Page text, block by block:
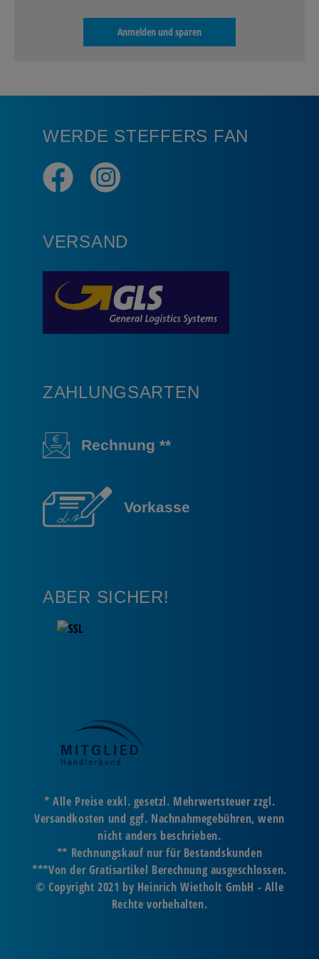
Anmelden und sparen
WERDE STEFFERS FAN
VERSAND
ZAHLUNGSARTEN
Rechnung **
Vorkasse
ABER SICHER!
* Alle Preise exkl. gesetzl. Mehrwertsteuer zzgl.
Versandkosten und ggf. Nachnahmegebühren, wenn
nicht anders beschrieben.
** Rechnungskauf nur für Bestandskunden
***Von der Gratisartikel Berechnung ausgeschlossen.
© Copyright 2021 by Heinrich Wietholt GmbH - Alle
Rechte vorbehalten.